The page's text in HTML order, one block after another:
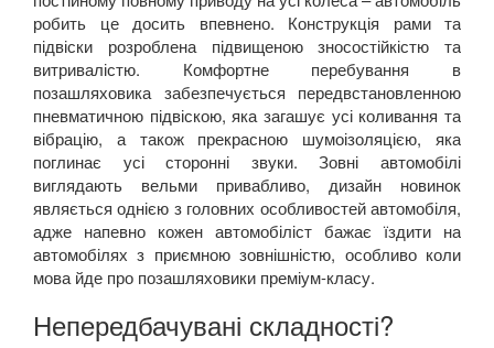
робить це досить впевнено. Конструкція рами та
підвіски розроблена підвищеною зносостійкістю та
витривалістю. Комфортне перебування в
позашляховика забезпечується передвстановленною
пневматичною підвіскою, яка загашує усі коливання та
вібрацію, а також прекрасною шумоізоляцією, яка
поглинає усі сторонні звуки. Зовні автомобілі
виглядають вельми привабливо, дизайн новинок
являється однією з головних особливостей автомобіля,
адже напевно кожен автомобіліст бажає їздити на
автомобілях з приємною зовнішністю, особливо коли
мова йде про позашляховики преміум-класу.
Непередбачувані складності?